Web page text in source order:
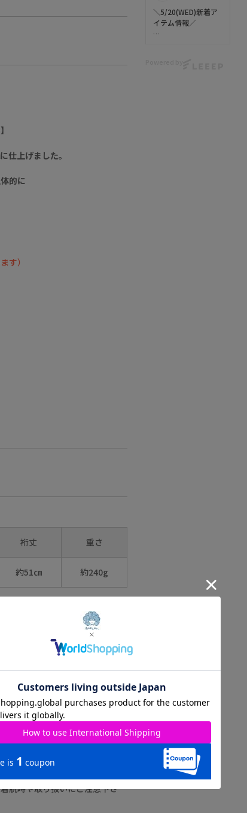
仕上げました。
的に
す）
裄丈 重さ
約51㎝ 約240g
ださい。
品は1点､1点多少表情が違いま
脱時や取り扱いにご注意下さ
＼5/20(WED)新着ア
イテム情報／